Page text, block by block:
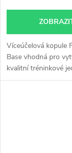
Víceúčelová kopule
Base vhodná pro
kvalitní tréninkové